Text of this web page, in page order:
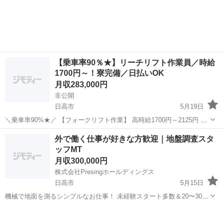
【乗車率90％★】リーチリフト作業員／時給
1700円～！寮完備／日払いOK
月収283,000円
非公開
日高市
5月19日
＼乗車率90%★／ 【フォークリフト作業】 高時給1700円～2125円 寮
完備＆日・週払いOK！！ 資格を活かして【残業ナシ】で稼げる◎ ＜
＜20代～40代活躍中＞＞ ―――――――――――...
工場 未経験
外で働く仕事が好きな方歓迎｜地盤調査スタ
ッフMT
月収300,000円
株式会社Presingホールディングス
日高市
5月15日
機械で地面を測るシンプルなお仕事！ 未経験スタート多数＆20〜30代